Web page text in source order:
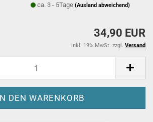
ca. 3 - 5Tage(Ausland abweichend)
34,90 EUR
inkl. 19% MwSt. zzgl. Versand